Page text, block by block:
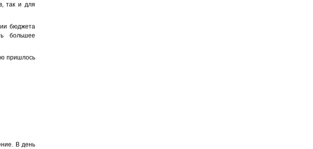
так и для
бюджета
большее
пришлось
В день